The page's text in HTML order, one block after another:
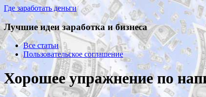
Где заработать деньги
Лучшие идеи заработка и бизнеса
Все статьи
Пользовательское соглашение
Хорошее упражнение по